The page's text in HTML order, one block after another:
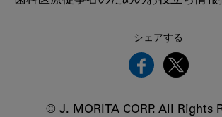
シェアする
© J. MORITA CORP. All Rights